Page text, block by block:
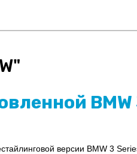
"
BMW
версии BMW 3